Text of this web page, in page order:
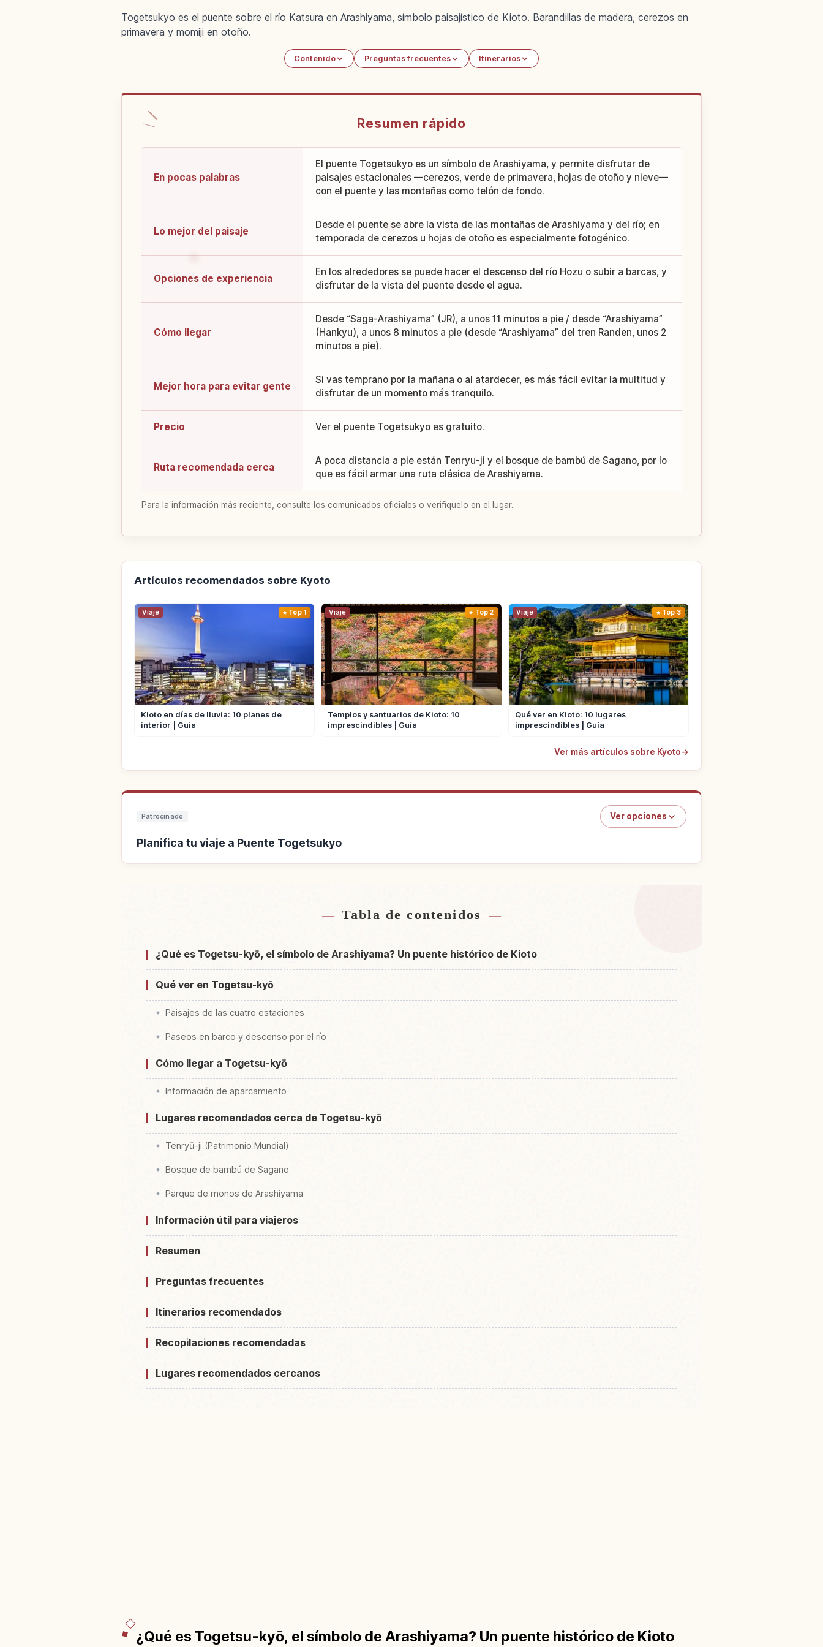
Togetsukyo es el puente sobre el río Katsura en Arashiyama, símbolo paisajístico de Kioto. Barandillas de madera, cerezos en
primavera y momiji en otoño.
Contenido Preguntas frecuentes Itinerarios
Resumen rápido
En pocas palabras
El puente Togetsukyo es un símbolo de Arashiyama, y permite disfrutar de
paisajes estacionales —cerezos, verde de primavera, hojas de otoño y nieve—
con el puente y las montañas como telón de fondo.
Lo mejor del paisaje
Desde el puente se abre la vista de las montañas de Arashiyama y del río; en
temporada de cerezos u hojas de otoño es especialmente fotogénico.
Opciones de experiencia
En los alrededores se puede hacer el descenso del río Hozu o subir a barcas, y
disfrutar de la vista del puente desde el agua.
Cómo llegar
Desde “Saga-Arashiyama” (JR), a unos 11 minutos a pie / desde “Arashiyama”
(Hankyu), a unos 8 minutos a pie (desde “Arashiyama” del tren Randen, unos 2
minutos a pie).
Mejor hora para evitar gente
Si vas temprano por la mañana o al atardecer, es más fácil evitar la multitud y
disfrutar de un momento más tranquilo.
Precio Ver el puente Togetsukyo es gratuito.
Ruta recomendada cerca
A poca distancia a pie están Tenryu-ji y el bosque de bambú de Sagano, por lo
que es fácil armar una ruta clásica de Arashiyama.
Para la información más reciente, consulte los comunicados oficiales o verifíquelo en el lugar.
Artículos recomendados sobre Kyoto
Viaje Top 1
Kioto en días de lluvia: 10 planes de
interior | Guía
Viaje Top 2
Templos y santuarios de Kioto: 10
imprescindibles | Guía
Viaje Top 3
Qué ver en Kioto: 10 lugares
imprescindibles | Guía
Ver más artículos sobre Kyoto→
Patrocinado Ver opciones
Planifica tu viaje a Puente Togetsukyo
Tabla de contenidos
¿Qué es Togetsu-kyō, el símbolo de Arashiyama? Un puente histórico de Kioto
Qué ver en Togetsu-kyō
Paisajes de las cuatro estaciones
Paseos en barco y descenso por el río
Cómo llegar a Togetsu-kyō
Información de aparcamiento
Lugares recomendados cerca de Togetsu-kyō
Tenryū-ji (Patrimonio Mundial)
Bosque de bambú de Sagano
Parque de monos de Arashiyama
Información útil para viajeros
Resumen
Preguntas frecuentes
Itinerarios recomendados
Recopilaciones recomendadas
Lugares recomendados cercanos
¿Qué es Togetsu-kyō, el símbolo de Arashiyama? Un puente histórico de Kioto